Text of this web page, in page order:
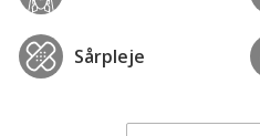
Sårpleje